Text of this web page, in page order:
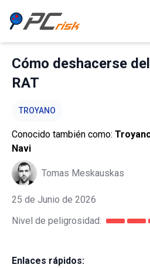
Cómo deshacerse
RAT
TROYANO
Conocido también como:
Navi
Tomas Meskauskas
25 de Junio de 2026
Nivel de peligrosidad:
Enlaces rápidos: